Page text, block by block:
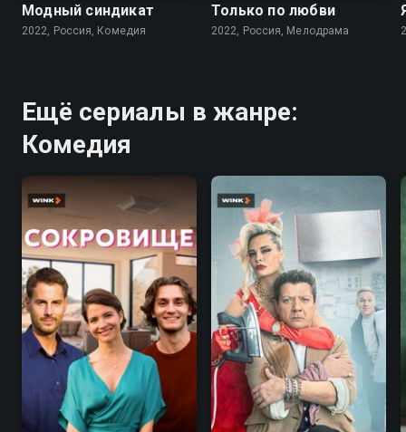
Модный синдикат
2022, Россия, Комедия
Только по любви
2022, Россия, Мелодрама
Ещё сериалы в жанре:
Комедия
7.3 7.6